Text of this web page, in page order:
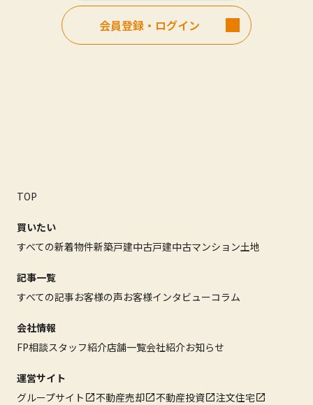
会員登録・ログイン
TOP
買いたい
すべての新着物件新築戸建中古戸建中古マンション土地
記事一覧
すべての記事お客様の声お客様インタビューコラム
会社情報
FP相談スタッフ紹介店舗一覧会社紹介お知らせ
運営サイト
グループサイト
不動産売却 不動産投資
注文住宅